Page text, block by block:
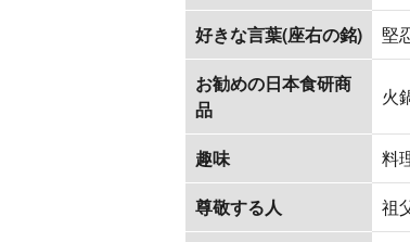
好きな言葉(座右の銘)
堅
お勧めの日本食研商
品
火
趣味
料
尊敬する人
祖